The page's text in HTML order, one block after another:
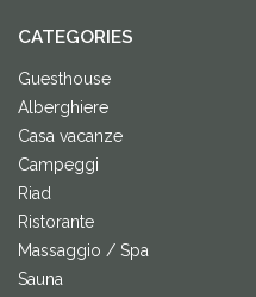
CATEGORIES
Guesthouse
Alberghiere
Casa vacanze
Campeggi
Riad
Ristorante
Massaggio / Spa
Sauna